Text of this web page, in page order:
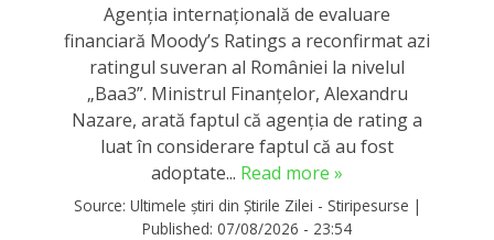
Agenția internațională de evaluare
financiară Moody’s Ratings a reconfirmat azi
ratingul suveran al României la nivelul
„Baa3”. Ministrul Finanțelor, Alexandru
Nazare, arată faptul că agenția de rating a
luat în considerare faptul că au fost
adoptate... Read more »
Source: Ultimele știri din Știrile Zilei - Stiripesurse |
Published: 07/08/2026 - 23:54